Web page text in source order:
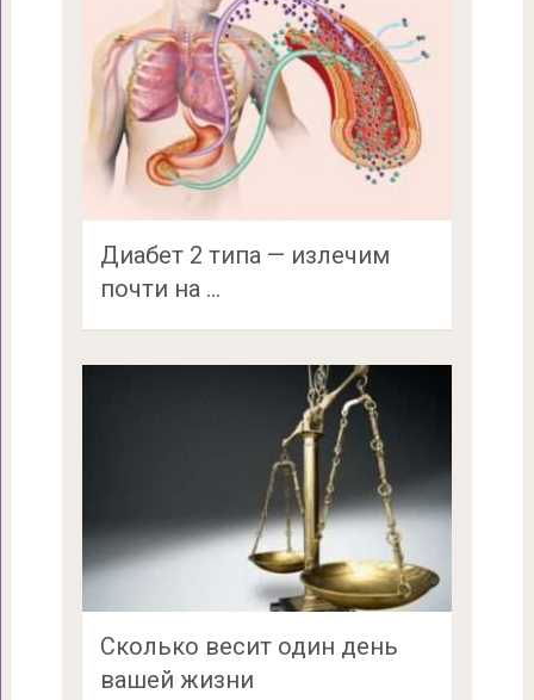
Диабет 2 типа — излечим
почти на …
Сколько весит один день
вашей жизни